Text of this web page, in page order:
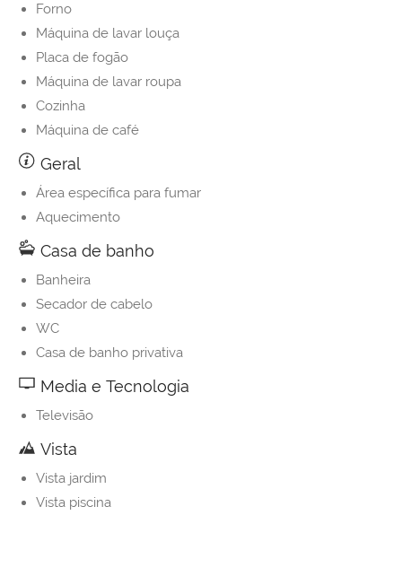
Forno
Máquina de lavar louça
Placa de fogão
Máquina de lavar roupa
Cozinha
Máquina de café
Geral
Área específica para fumar
Aquecimento
Casa de banho
Banheira
Secador de cabelo
WC
Casa de banho privativa
Media e Tecnologia
Televisão
Vista
Vista jardim
Vista piscina